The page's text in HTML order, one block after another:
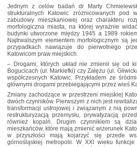
Jednym z celów badań dr Marty
strukturalnych Katowic zróżnicowanych pod
zabudowy mieszkaniowej oraz charakteru
morfologiczna miasta, na której wyraźnie
budynki utworzone między 1945 a 1989
Najtrwalszym elementem morfologicznym są
przypadkach nawiązuje do pierwotnego
Katowicom praw miejskich.
– Drogami, których układ nie zmienił się od
Bogucicach (ul. Markiefki) czy Załężu (ul.
współczesnych Katowic. Przykładem ze
głównymi drogami przebiegającymi przez wieś
Zmiany zachodzące w przestrzeni miejskiej
dwóch czynników. Pierwszym z nich jest
transformacji ustrojowej i związanym z nią
restrukturyzacją przemysłu, prywatyzacją
również kopalń. Drugim czynnikiem są
mieszkańców, które mają zmienić wizerunek
w przyszłości mają kojarzyć się przede
górnośląskiej metropolii. W XXI wieku